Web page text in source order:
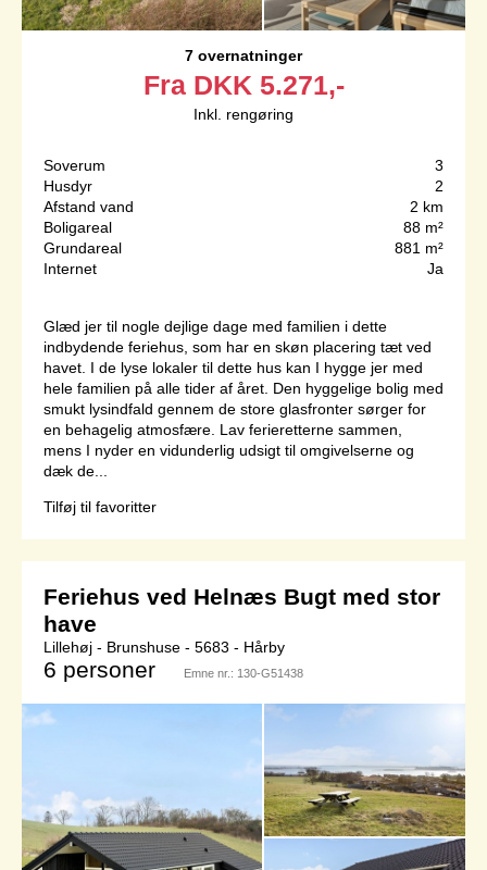
7 overnatninger
Fra DKK 5.271,-
Inkl. rengøring
Soverum
3
Husdyr
2
Afstand vand
2 km
Boligareal
88 m²
Grundareal
881 m²
Internet
Ja
Glæd jer til nogle dejlige dage med familien i dette
indbydende feriehus, som har en skøn placering tæt ved
havet. I de lyse lokaler til dette hus kan I hygge jer med
hele familien på alle tider af året. Den hyggelige bolig med
smukt lysindfald gennem de store glasfronter sørger for
en behagelig atmosfære. Lav ferieretterne sammen,
mens I nyder en vidunderlig udsigt til omgivelserne og
dæk de...
Tilføj til favoritter
Feriehus ved Helnæs Bugt med stor
have
Lillehøj - Brunshuse - 5683 - Hårby
6 personer Emne nr.: 130-G51438